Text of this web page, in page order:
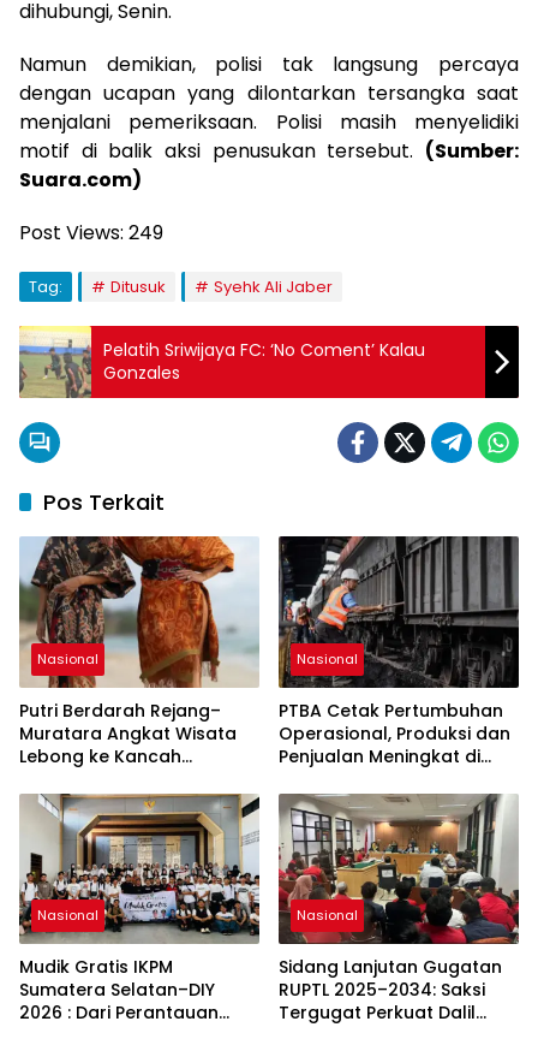
dihubungi, Senin.
Namun demikian, polisi tak langsung percaya
dengan ucapan yang dilontarkan tersangka saat
menjalani pemeriksaan. Polisi masih menyelidiki
motif di balik aksi penusukan tersebut. (Sumber:
Suara.com)
Post Views: 249
Tag: Ditusuk Syehk Ali Jaber
Pelatih Sriwijaya FC: ‘No Coment’ Kalau
Gonzales
Pos Terkait
Nasional
Putri Berdarah Rejang–
Muratara Angkat Wisata
Lebong ke Kancah
Nasional
PTBA Cetak Pertumbuhan
Operasional, Produksi dan
Penjualan Meningkat di
Global 2025
Nasional
Mudik Gratis IKPM
Sumatera Selatan–DIY
2026 : Dari Perantauan
Nasional
Sidang Lanjutan Gugatan
RUPTL 2025–2034: Saksi
Tergugat Perkuat Dalil